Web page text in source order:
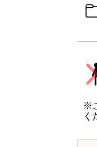
※
く